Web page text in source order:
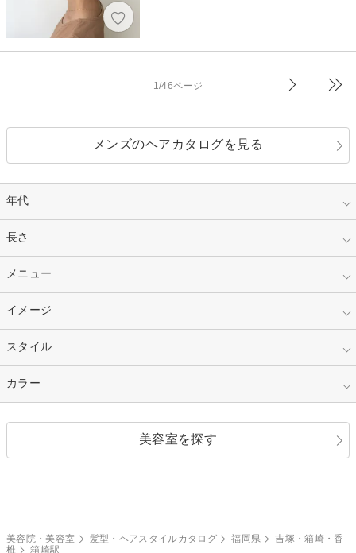
1/46ページ
メンズのヘアカタログを見る
年代
指定なし
10代
30代
長さ
指定なし
ショート
セミロング
メニュー
指定なし
カラー
縮毛矯正
イメージ
指定なし
キュート
ストリート
スタイル
指定なし
カラー
美容室を探す
美容院・美容室 髪型・ヘアスタイルカタログ 福岡県
吉塚・箱崎・香
椎
箱崎駅